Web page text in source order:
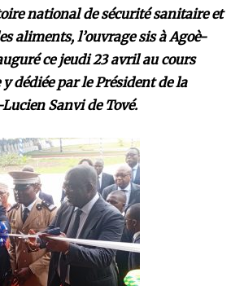
national de sécurité sanitaire et
aliments, l’ouvrage sis à Agoè-
ce jeudi 23 avril au cours
dédiée par le Président de la
Sanvi de Tové.